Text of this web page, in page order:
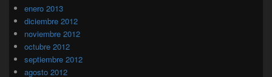
enero 2013
diciembre 2012
noviembre 2012
octubre 2012
septiembre 2012
agosto 2012